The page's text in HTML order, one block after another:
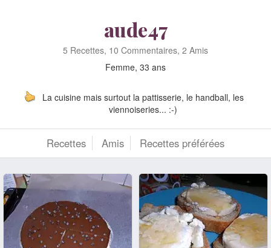
aude47
5 Recettes, 10 Commentaires, 2 Amis
Femme, 33 ans
La cuisine mais surtout la pattisserie, le handball, les
viennoiseries... :-)
Recettes Amis Recettes préférées